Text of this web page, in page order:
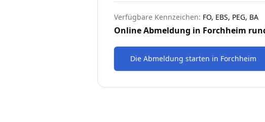
Verfügbare Kennzeichen: FO, EBS, PEG, BA
Online Abmeldung in Forchheim
Die Abmeldung starten in Forchheim